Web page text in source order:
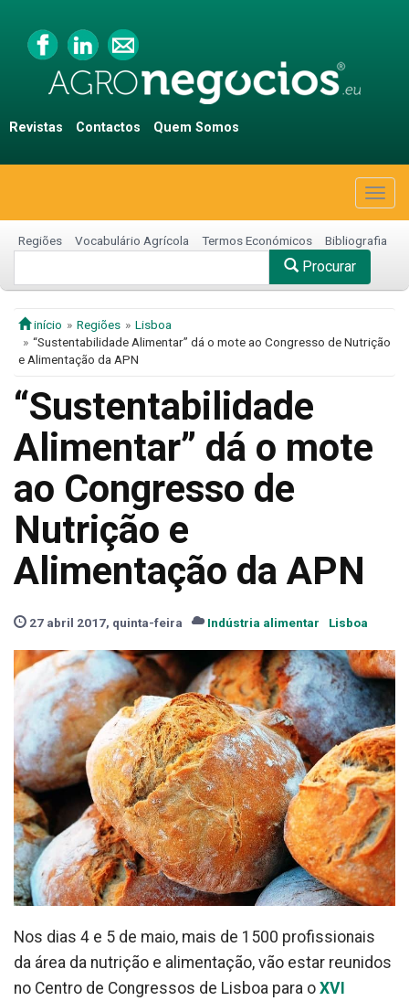
Revistas Contactos Quem Somos
Regiões Vocabulário Agrícola Termos Económicos Bibliografia
Procurar
início Regiões
Lisboa
“Sustentabilidade Alimentar” dá o mote ao Congresso de Nutrição
e Alimentação da APN
“Sustentabilidade
Alimentar” dá o mote
ao Congresso de
Nutrição e
Alimentação da APN
27 abril 2017, quinta-feira Indústria alimentar Lisboa
Nos dias 4 e 5 de maio, mais de 1500 profissionais
da área da nutrição e alimentação, vão estar reunidos
no Centro de Congressos de Lisboa para o XVI